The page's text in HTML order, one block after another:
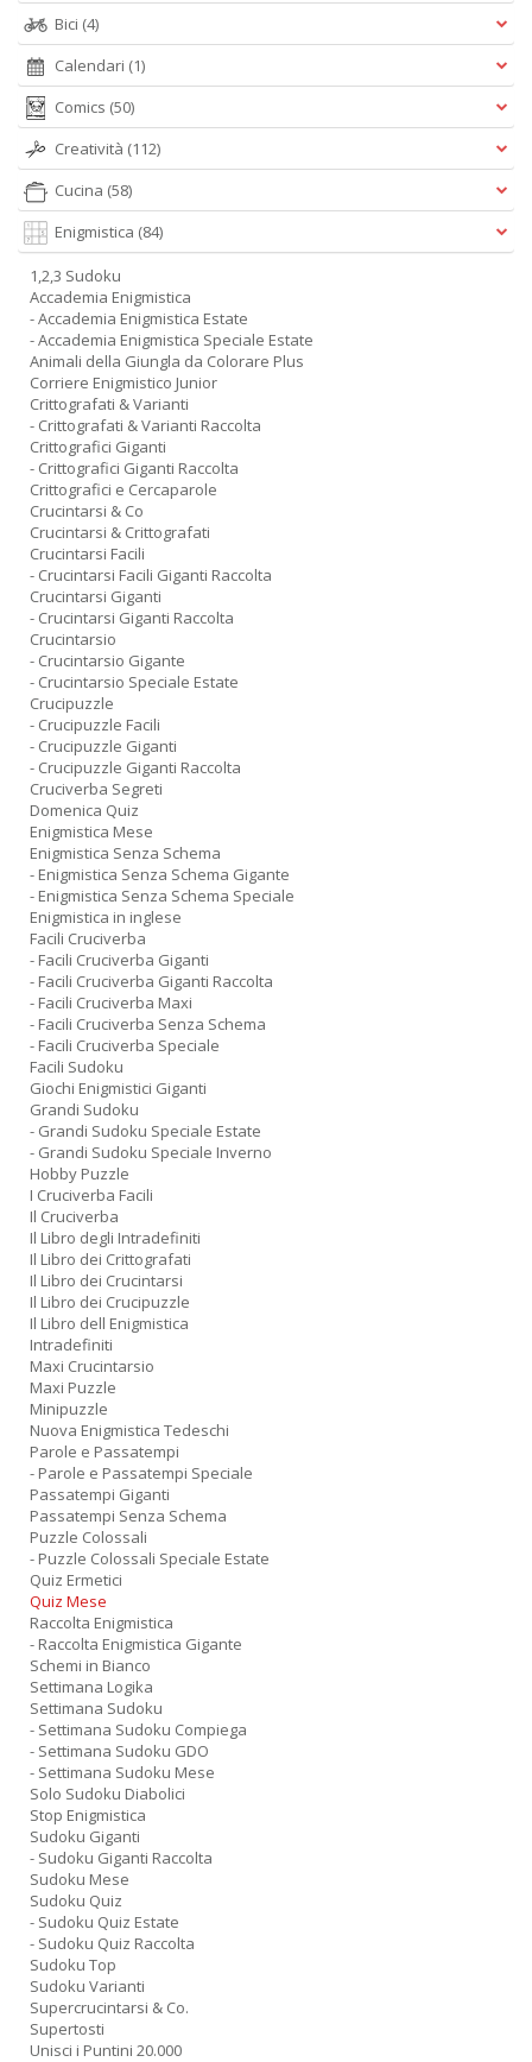
Bici (4)
Calendari (1)
Comics (50)
Creatività (112)
Cucina (58)
Enigmistica (84)
1,2,3 Sudoku
Accademia Enigmistica
- Accademia Enigmistica Estate
- Accademia Enigmistica Speciale Estate
Animali della Giungla da Colorare Plus
Corriere Enigmistico Junior
Crittografati & Varianti
- Crittografati & Varianti Raccolta
Crittografici Giganti
- Crittografici Giganti Raccolta
Crittografici e Cercaparole
Crucintarsi & Co
Crucintarsi & Crittografati
Crucintarsi Facili
- Crucintarsi Facili Giganti Raccolta
Crucintarsi Giganti
- Crucintarsi Giganti Raccolta
Crucintarsio
- Crucintarsio Gigante
- Crucintarsio Speciale Estate
Crucipuzzle
- Crucipuzzle Facili
- Crucipuzzle Giganti
- Crucipuzzle Giganti Raccolta
Cruciverba Segreti
Domenica Quiz
Enigmistica Mese
Enigmistica Senza Schema
- Enigmistica Senza Schema Gigante
- Enigmistica Senza Schema Speciale
Enigmistica in inglese
Facili Cruciverba
- Facili Cruciverba Giganti
- Facili Cruciverba Giganti Raccolta
- Facili Cruciverba Maxi
- Facili Cruciverba Senza Schema
- Facili Cruciverba Speciale
Facili Sudoku
Giochi Enigmistici Giganti
Grandi Sudoku
- Grandi Sudoku Speciale Estate
- Grandi Sudoku Speciale Inverno
Hobby Puzzle
I Cruciverba Facili
Il Cruciverba
Il Libro degli Intradefiniti
Il Libro dei Crittografati
Il Libro dei Crucintarsi
Il Libro dei Crucipuzzle
Il Libro dell Enigmistica
Intradefiniti
Maxi Crucintarsio
Maxi Puzzle
Minipuzzle
Nuova Enigmistica Tedeschi
Parole e Passatempi
- Parole e Passatempi Speciale
Passatempi Giganti
Passatempi Senza Schema
Puzzle Colossali
- Puzzle Colossali Speciale Estate
Quiz Ermetici
Quiz Mese
Raccolta Enigmistica
- Raccolta Enigmistica Gigante
Schemi in Bianco
Settimana Logika
Settimana Sudoku
- Settimana Sudoku Compiega
- Settimana Sudoku GDO
- Settimana Sudoku Mese
Solo Sudoku Diabolici
Stop Enigmistica
Sudoku Giganti
- Sudoku Giganti Raccolta
Sudoku Mese
Sudoku Quiz
- Sudoku Quiz Estate
- Sudoku Quiz Raccolta
Sudoku Top
Sudoku Varianti
Supercrucintarsi & Co.
Supertosti
Unisci i Puntini 20.000